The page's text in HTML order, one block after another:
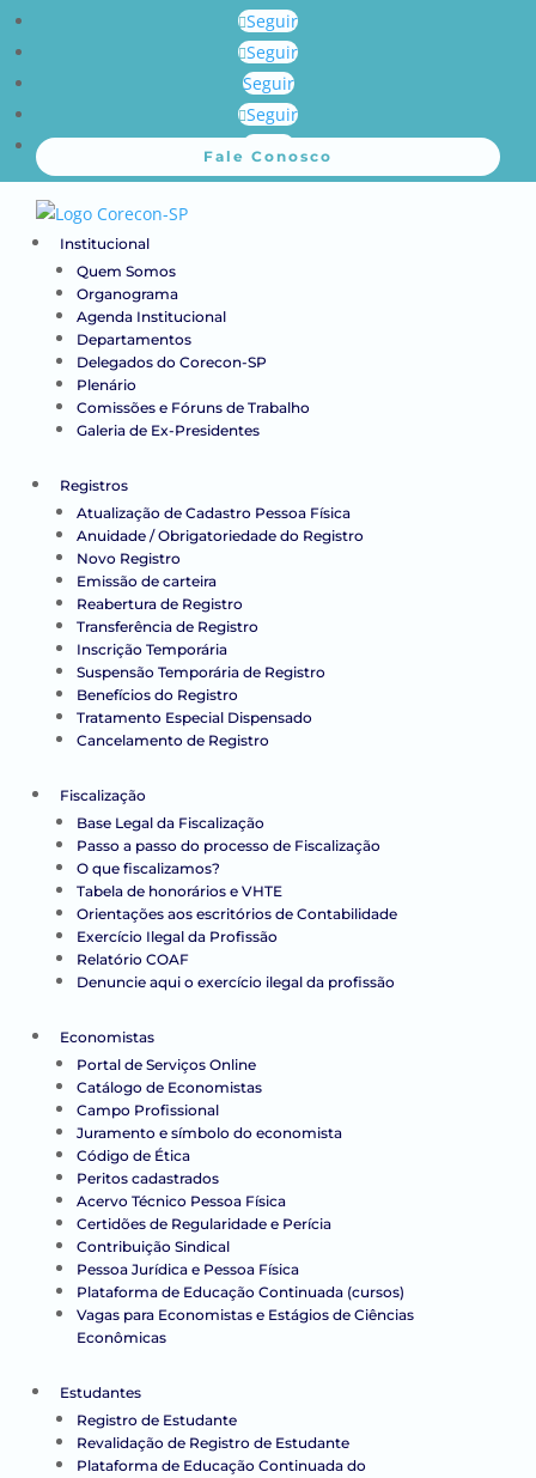
Seguir
Seguir
Seguir
Seguir
Seguir
Fale Conosco
Institucional
Quem Somos
Organograma
Agenda Institucional
Departamentos
Delegados do Corecon-SP
Plenário
Comissões e Fóruns de Trabalho
Galeria de Ex-Presidentes
Registros
Atualização de Cadastro Pessoa Física
Anuidade / Obrigatoriedade do Registro
Novo Registro
Emissão de carteira
Reabertura de Registro
Transferência de Registro
Inscrição Temporária
Suspensão Temporária de Registro
Benefícios do Registro
Tratamento Especial Dispensado
Cancelamento de Registro
Fiscalização
Base Legal da Fiscalização
Passo a passo do processo de Fiscalização
O que fiscalizamos?
Tabela de honorários e VHTE
Orientações aos escritórios de Contabilidade
Exercício Ilegal da Profissão
Relatório COAF
Denuncie aqui o exercício ilegal da profissão
Economistas
Portal de Serviços Online
Catálogo de Economistas
Campo Profissional
Juramento e símbolo do economista
Código de Ética
Peritos cadastrados
Acervo Técnico Pessoa Física
Certidões de Regularidade e Perícia
Contribuição Sindical
Pessoa Jurídica e Pessoa Física
Plataforma de Educação Continuada (cursos)
Vagas para Economistas e Estágios de Ciências
Econômicas
Estudantes
Registro de Estudante
Revalidação de Registro de Estudante
Plataforma de Educação Continuada do